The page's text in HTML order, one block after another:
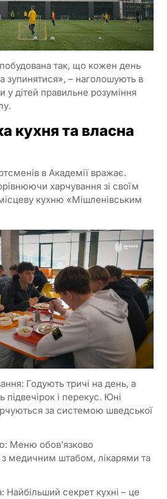
так, що кожен день
– наголошують в
у дітей правильне розуміння
кухня та власна
в Академії вражає.
харчування зі своїм
кухню «Мішленівським
Годують тричі на день, а
підвечірок і перекус. Юні
за системою шведської
Меню обов’язково
з медичним штабом, лікарями та
Найбільший секрет кухні – це